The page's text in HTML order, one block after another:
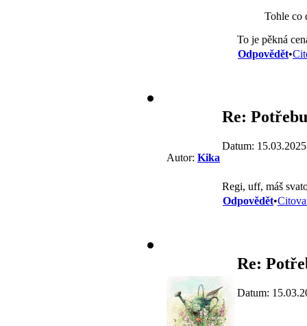
Tohle co
To je pěkná
Odpovědět•
Autor: Kika
Re:
Datum:
Regi, uff, máš
Odpovědět•
Re:
Datum: